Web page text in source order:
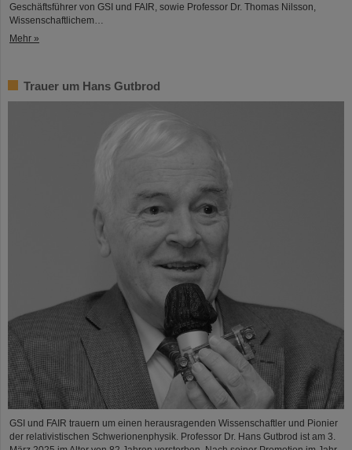
Geschäftsführer von GSI und FAIR, sowie Professor Dr. Thomas Nilsson,
Wissenschaftlichem…
Mehr »
Trauer um Hans Gutbrod
GSI und FAIR trauern um einen herausragenden Wissenschaftler und Pionier
der relativistischen Schwerionenphysik. Professor Dr. Hans Gutbrod ist am 3.